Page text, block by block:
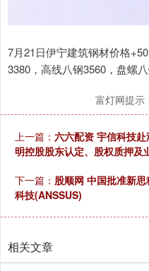
7月21日伊宁建筑钢材价格
3380，高线八钢3560，盘螺八
富灯网提示
上一篇： 六六配资 宇信科技
明控股股东认定、股权质押及
下一篇： 股顺网 中国批准新
科技(ANSSUS)
相关文章